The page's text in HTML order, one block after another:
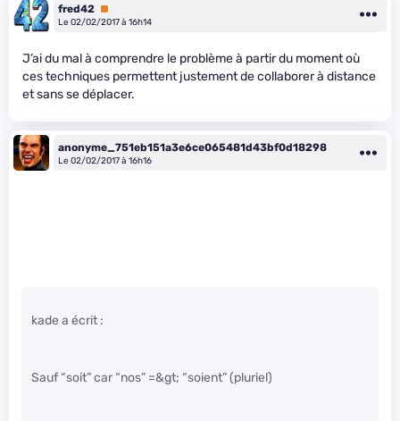
fred42 Premium
Le 02/02/2017 à 16h14
J’ai du mal à comprendre le problème à partir du moment où
ces techniques permettent justement de collaborer à distance
et sans se déplacer.
anonyme_751eb151a3e6ce065481d43bf0d18298
Le 02/02/2017 à 16h16
kade a écrit :
Sauf “soit” car “nos” =&gt; “soient” (pluriel)